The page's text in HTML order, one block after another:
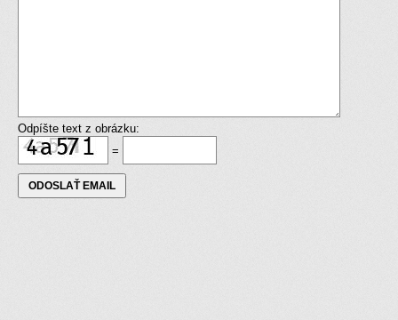
Odpíšte text z obrázku:
=